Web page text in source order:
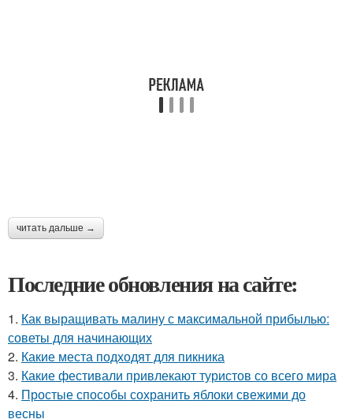
читать дальше →
Последние обновления на сайте:
1. Как выращивать малину с максимальной прибылью:
советы для начинающих
2. Какие места подходят для пикника
3. Какие фестивали привлекают туристов со всего мира
4. Простые способы сохранить яблоки свежими до
весны